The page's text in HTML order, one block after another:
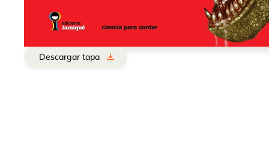
Descargar tapa